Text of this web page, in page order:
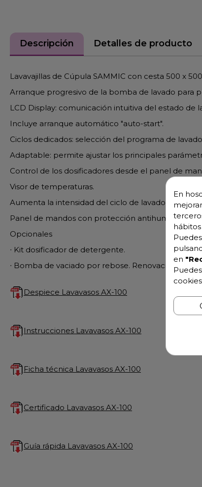
Descripción Detalles de producto
Lavavajillas de Cúpula SAMMIC con cesta 500 x
Arranque progresivo de la bomba de lavado para
LCD Display: comunicación intuitiva del estado de
Incluye arranque automático "auto-start".
Ciclos dedicados: selección del programa de
Adaptable: permite ajustar los principales
Control de los dosificadores desde el panel de
Visor de temperaturas.
Aumenta la intensidad del ciclo de lavado para
Panel de mandos con protección antihumedad
Opcionales
∙ Kit dosificador de detergente.
∙ Bomba de vaciado por rebose. Renovación del
Despiece Lavavasos AX-100
Instrucciones Lavavasos AX-100
Ficha técnica Lavavasos AX-100
Certificado Lavavasos AX-100
Guía rápida Lavavasos AX-100
En
en